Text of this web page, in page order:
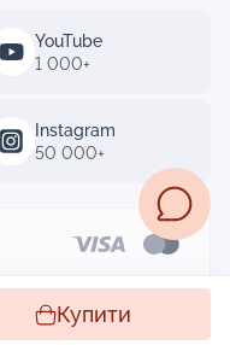
Купити
YouTube
1 000+
Instagram
50 000+